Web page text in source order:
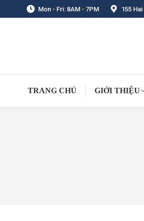
Mon - Fri: 8AM - 7PM 155
TRANG CHỦ GIỚI THIỆU